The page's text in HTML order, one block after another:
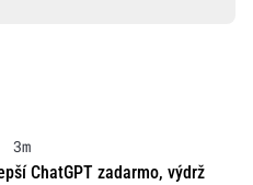
3m
ChatGPT zadarmo, výdrž